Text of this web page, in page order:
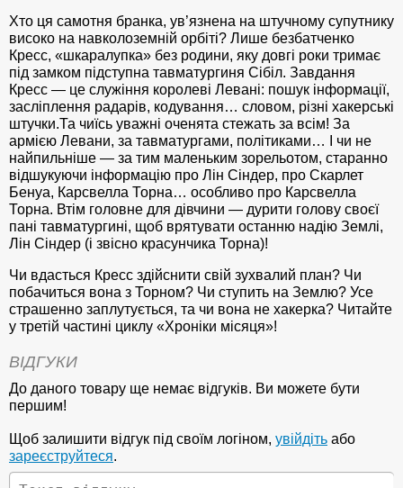
Хто ця самотня бранка, ув’язнена на штучному супутнику
високо на навколоземній орбіті? Лише безбатченко
Кресс, «шкаралупка» без родини, яку довгі роки тримає
під замком підступна тавматургиня Сібіл. Завдання
Кресс — це служіння королеві Левані: пошук інформації,
засліплення радарів, кодування… словом, різні хакерські
штучки.Та чиїсь уважні оченята стежать за всім! За
армією Левани, за тавматургами, політиками… І чи не
найпильніше — за тим маленьким зорельотом, старанно
відшукуючи інформацію про Лін Сіндер, про Скарлет
Бенуа, Карсвелла Торна… особливо про Карсвелла
Торна. Втім головне для дівчини — дурити голову своєї
пані тавматургині, щоб врятувати останню надію Землі,
Лін Сіндер (і звісно красунчика Торна)!
Чи вдасться Кресс здійснити свій зухвалий план? Чи
побачиться вона з Торном? Чи ступить на Землю? Усе
страшенно заплутується, та чи вона не хакерка? Читайте
у третій частині циклу «Хроніки місяця»!
ВІДГУКИ
До даного товару ще немає відгуків. Ви можете бути
першим!
Щоб залишити відгук під своїм логіном, увійдіть або
зареєструйтеся.